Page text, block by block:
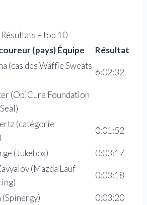
Résultats – top 10
(pays) Équipe Résultat
(cas des Waffle Sweats
6:02:32
(OpiCure Foundation
(catégorie
0:01:52
(Jukebox) 0:03:17
(Mazda Lauf
0:03:18
0:03:20